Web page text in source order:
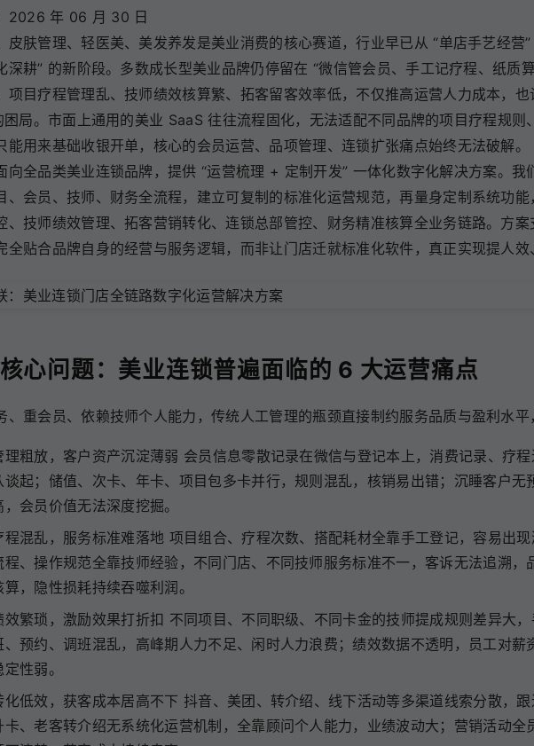
2026 年 06 月 30 日
皮肤管理、轻医美、美发养发是美业消费的核心赛道，行业早已从 “单店手艺经营
深耕” 的新阶段。多数成长型美业品牌仍停留在 “微信管会员、手工记疗程、纸质
项目疗程管理乱、技师绩效核算繁、拓客留客效率低，不仅推高运营人力成本，也
困局。市面上通用的美业 SaaS 往往流程固化，无法适配不同品牌的项目疗程规则
能用来基础收银开单，核心的会员运营、品项管理、连锁扩张痛点始终无法破解。
向全品类美业连锁品牌，提供 “运营梳理 + 定制开发” 一体化数字化解决方案。我
、会员、技师、财务全流程，建立可复制的标准化运营规范，再量身定制系统功
、技师绩效管理、拓客营销转化、连锁总部管控、财务精准核算全业务链路。方
全贴合品牌自身的经营与服务逻辑，而非让门店迁就标准化软件，真正实现提人效
心问题：美业连锁普遍面临的 6 大运营痛点
、重会员、依赖技师个人能力，传统人工管理的瓶颈直接制约服务品质与盈利水平
理粗放，客户资产沉淀薄弱 会员信息零散记录在微信与登记本上，消费记录、疗
谈起；储值、次卡、年卡、项目包多卡并行，规则混乱，核销易出错；沉睡客户无
，会员价值无法深度挖掘。
程混乱，服务标准难落地 项目组合、疗程次数、搭配耗材全靠手工登记，容易出现
程、操作规范全靠技师经验，不同门店、不同技师服务标准不一，客诉无法追溯，
，隐性损耗持续吞噬利润。
效繁琐，激励效果打折扣 不同项目、不同职级、不同卡金的技师提成规则差异大
、预约、调班混乱，高峰期人力不足、闲时人力浪费；绩效数据不透明，员工对薪
性弱。
化低效，获客成本居高不下 抖音、美团、转介绍、线下活动等多渠道线索分散，跟
卡、老客转介绍无系统化运营机制，全靠顾问个人能力，业绩波动大；营销活动全